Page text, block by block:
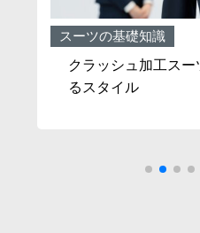
スーツの基礎知識
クラッシュ加工ス
るスタイル